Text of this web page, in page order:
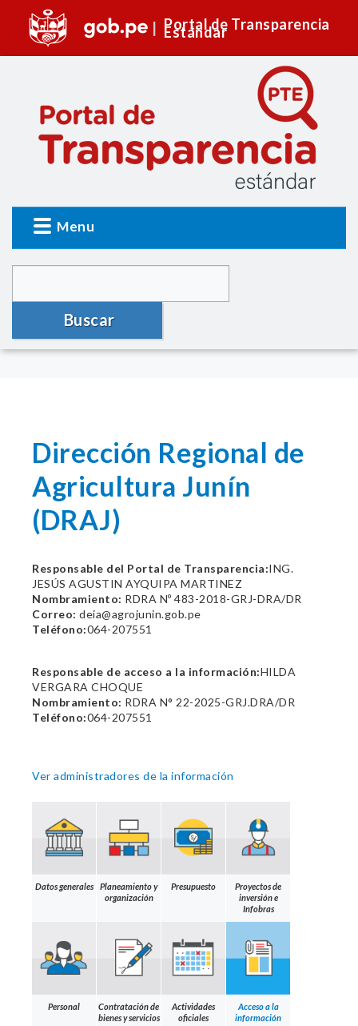
Portal de Transparencia
Estándar
Menu
Buscar
Dirección Regional de
Agricultura Junín
(DRAJ)
Responsable del Portal de Transparencia:ING.
JESÚS AGUSTIN AYQUIPA MARTINEZ
Nombramiento: RDRA Nº 483-2018-GRJ-DRA/DR
Correo: deia@agrojunin.gob.pe
Teléfono:064-207551
Responsable de acceso a la información:HILDA
VERGARA CHOQUE
Nombramiento: RDRA N° 22-2025-GRJ.DRA/DR
Teléfono:064-207551
Ver administradores de la información
Datos generales
Planeamiento y
organización
Presupuesto
Proyectos de
inversión e
Infobras
Personal
Contratación de
bienes y servicios
Actividades
oficiales
Acceso a la
información